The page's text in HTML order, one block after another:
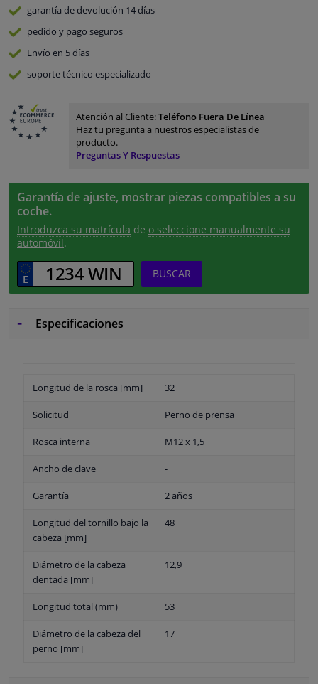
garantía de devolución 14 días
pedido y pago seguros
Envío en 5 días
soporte técnico especializado
Atención al Cliente:Teléfono Fuera De Línea
Haz tu pregunta a nuestros especialistas de
producto.
Preguntas Y Respuestas
Garantía de ajuste, mostrar piezas compatibles a su
coche.
Introduzca su matrícula de o seleccione manualmente su
automóvil.
BUSCAR
Especificaciones
Longitud de la rosca [mm] 32
Solicitud Perno de prensa
Rosca interna M12 x 1,5
Ancho de clave -
Garantía 2 años
Longitud del tornillo bajo la
cabeza [mm]
48
Diámetro de la cabeza
dentada [mm]
12,9
Longitud total (mm) 53
Diámetro de la cabeza del
perno [mm]
17